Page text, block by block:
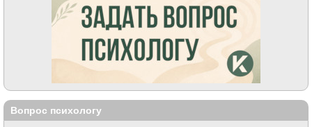
Вопрос психологу